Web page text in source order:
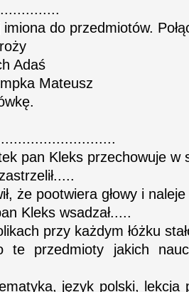
do przedmiotów.
Adaś
Mateusz
pan Kleks przechowuje w
że pootwiera głowy i
Kleks wsadzał.....
przy każdym łóżku
te przedmioty jakich
język polski, lekcja